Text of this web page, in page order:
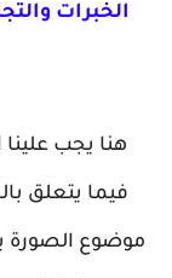
الخبرات
هنا يجب
فيما يتعلق
موضوع الصورة